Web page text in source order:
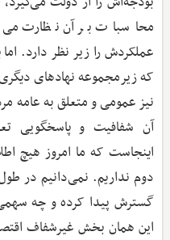
محاسبات بر آن نظارت
عملکردش را زیر نظر دارد.
که زیرمجموعه نهادهای
نیز عمومی و متعلق به
آن شفافیت و پاسخگویی
اینجاست که ما امروز هیچ
دوم نداریم. نمی‌دانیم در
گسترش پیدا کرده و چه سهمی
این همان بخش غیرشفاف